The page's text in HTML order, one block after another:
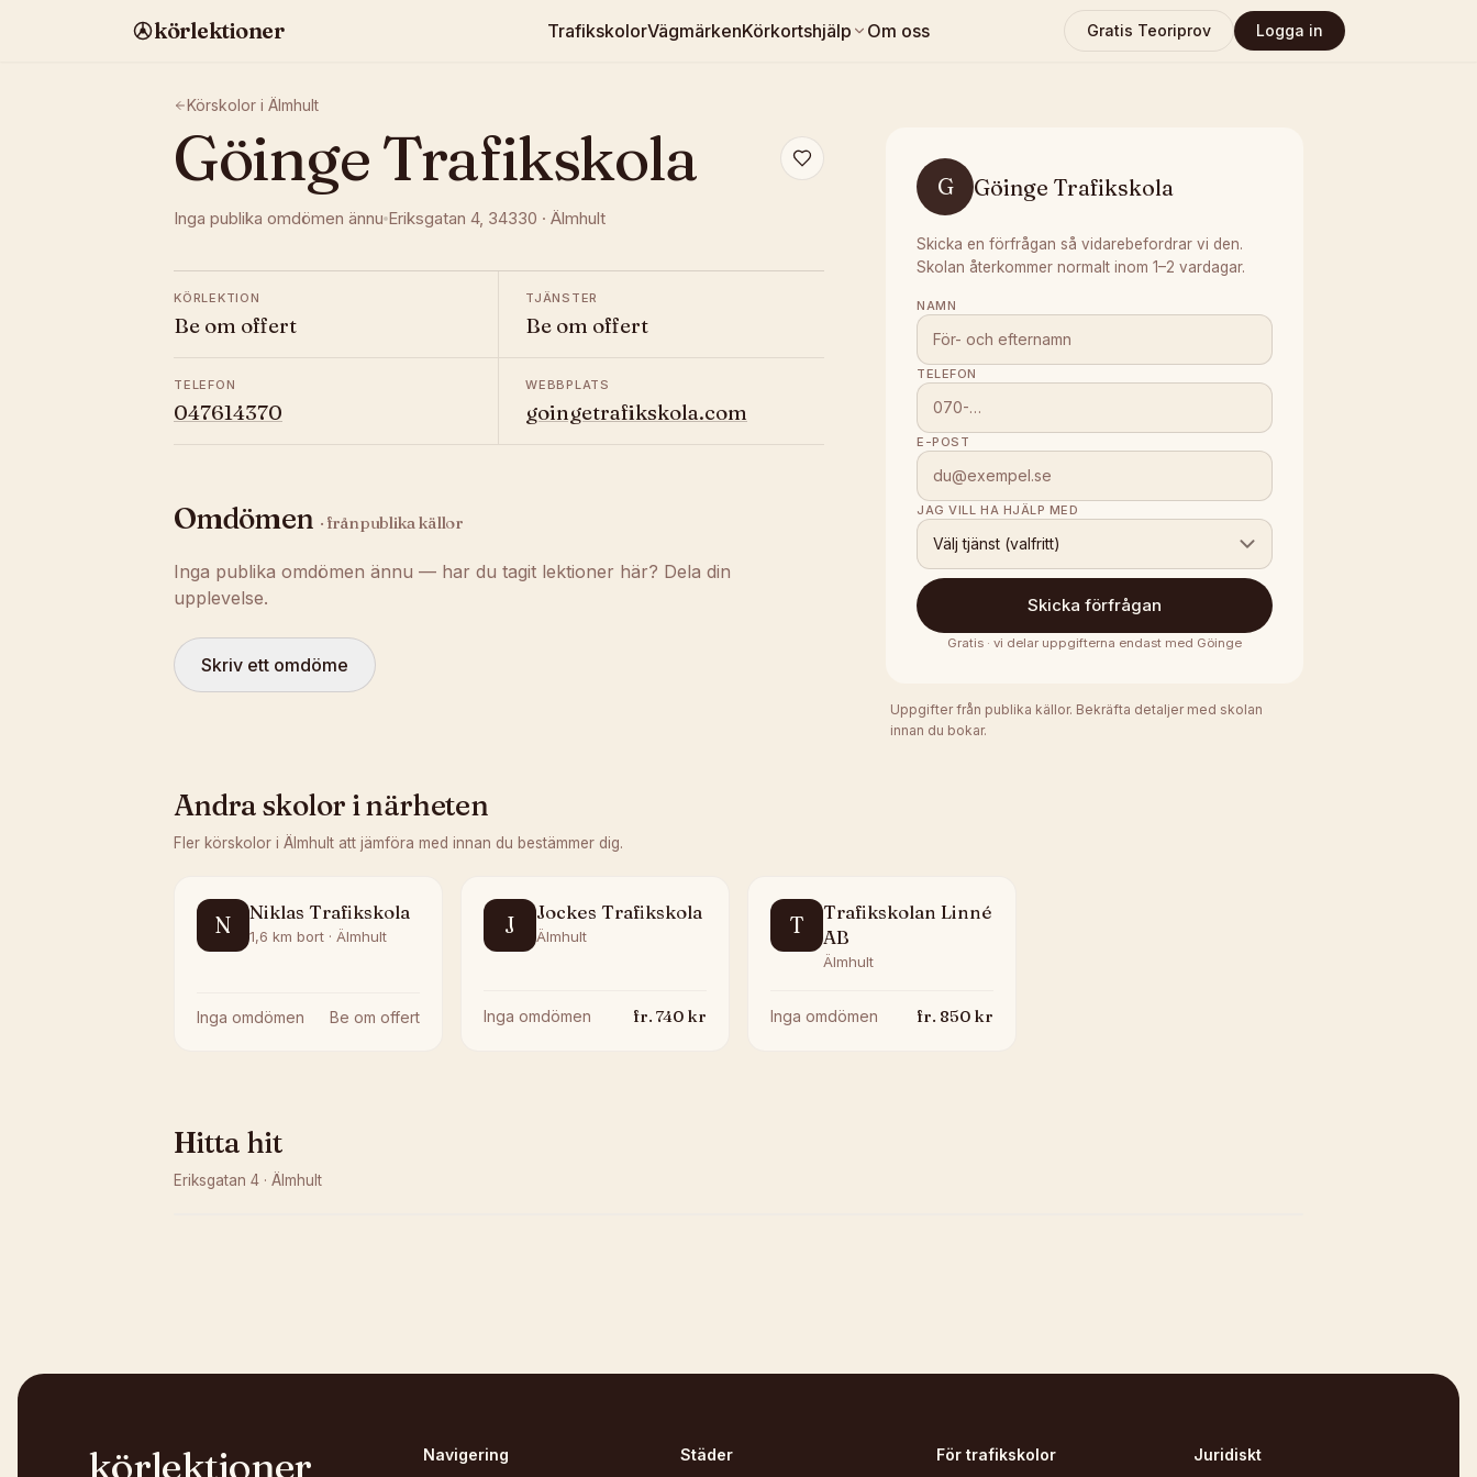
körlektioner TrafikskolorVägmärkenKörkortshjälp Om oss Gratis Teoriprov Logga in
Körskolor i Älmhult
Göinge Trafikskola
Inga publika omdömen ännu Eriksgatan 4, 34330 · Älmhult
KÖRLEKTION
Be om offert
TJÄNSTER
Be om offert
TELEFON
047614370
WEBBPLATS
goingetrafikskola.com
Omdömen · från publika källor
Inga publika omdömen ännu — har du tagit lektioner här? Dela din
upplevelse.
Skriv ett omdöme
G Göinge Trafikskola
Skicka en förfrågan så vidarebefordrar vi den.
Skolan återkommer normalt inom 1–2 vardagar.
NAMN
TELEFON
E-POST
JAG VILL HA HJÄLP MED
Välj tjänst (valfritt)
Skicka förfrågan
Gratis · vi delar uppgifterna endast med Göinge
Uppgifter från publika källor. Bekräfta detaljer med skolan
innan du bokar.
Andra skolor i närheten
Fler körskolor i Älmhult att jämföra med innan du bestämmer dig.
N Niklas Trafikskola
1,6 km bort · Älmhult
Inga omdömen Be om offert
J Jockes Trafikskola
Älmhult
Inga omdömen fr. 740 kr
T
Trafikskolan Linné
AB
Älmhult
Inga omdömen fr. 850 kr
Hitta hit
Eriksgatan 4 · Älmhult
körlektioner Navigering Städer För trafikskolor Juridiskt